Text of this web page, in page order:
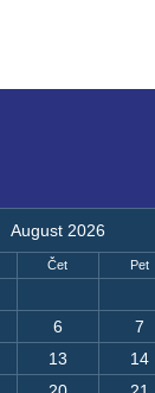
August 2026
Čet Pet
6 7
13 14